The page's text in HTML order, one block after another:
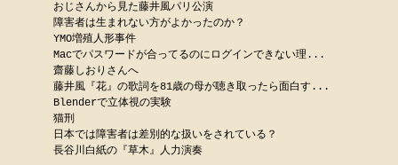
おじさんから見た藤井風パリ公演
障害者は生まれない方がよかったのか？
YMO増殖人形事件
Macでパスワードが合ってるのにログインできない理...
齋藤しおりさんへ
藤井風『花』の歌詞を81歳の母が聴き取ったら面白す...
Blenderで立体視の実験
猫刑
日本では障害者は差別的な扱いをされている？
長谷川白紙の『草木』人力演奏